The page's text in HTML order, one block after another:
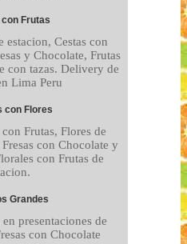
Frutas
estacion, Cestas con
y Chocolate, Frutas
con tazas. Delivery de
Lima Peru
con Flores
Frutas, Flores de
con Chocolate y
con Frutas de
Grandes
presentaciones de
con Chocolate